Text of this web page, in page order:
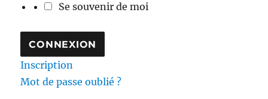
Se souvenir de moi
Inscription
Mot de passe oublié ?